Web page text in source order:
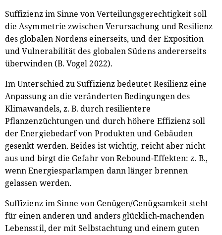
Suffizienz im Sinne von Verteilungsgerechtigkeit soll
die Asymmetrie zwischen Verursachung und Resilienz
des globalen Nordens einerseits, und der Exposition
und Vulnerabilität des globalen Südens andererseits
überwinden (B. Vogel 2022).
Im Unterschied zu Suffizienz bedeutet Resilienz eine
Anpassung an die veränderten Bedingungen des
Klimawandels, z. B. durch resilientere
Pflanzenzüchtungen und durch höhere Effizienz soll
der Energiebedarf von Produkten und Gebäuden
gesenkt werden. Beides ist wichtig, reicht aber nicht
aus und birgt die Gefahr von Rebound-Effekten: z. B.,
wenn Energiesparlampen dann länger brennen
gelassen werden.
Suffizienz im Sinne von Genügen/Genügsamkeit steht
für einen anderen und anders glücklich-machenden
Lebensstil, der mit Selbstachtung und einem guten